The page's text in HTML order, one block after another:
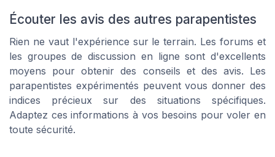
Écouter les avis des autres parapentistes
Rien ne vaut l'expérience sur le terrain. Les forums et
les groupes de discussion en ligne sont d'excellents
moyens pour obtenir des conseils et des avis. Les
parapentistes expérimentés peuvent vous donner des
indices précieux sur des situations spécifiques.
Adaptez ces informations à vos besoins pour voler en
toute sécurité.